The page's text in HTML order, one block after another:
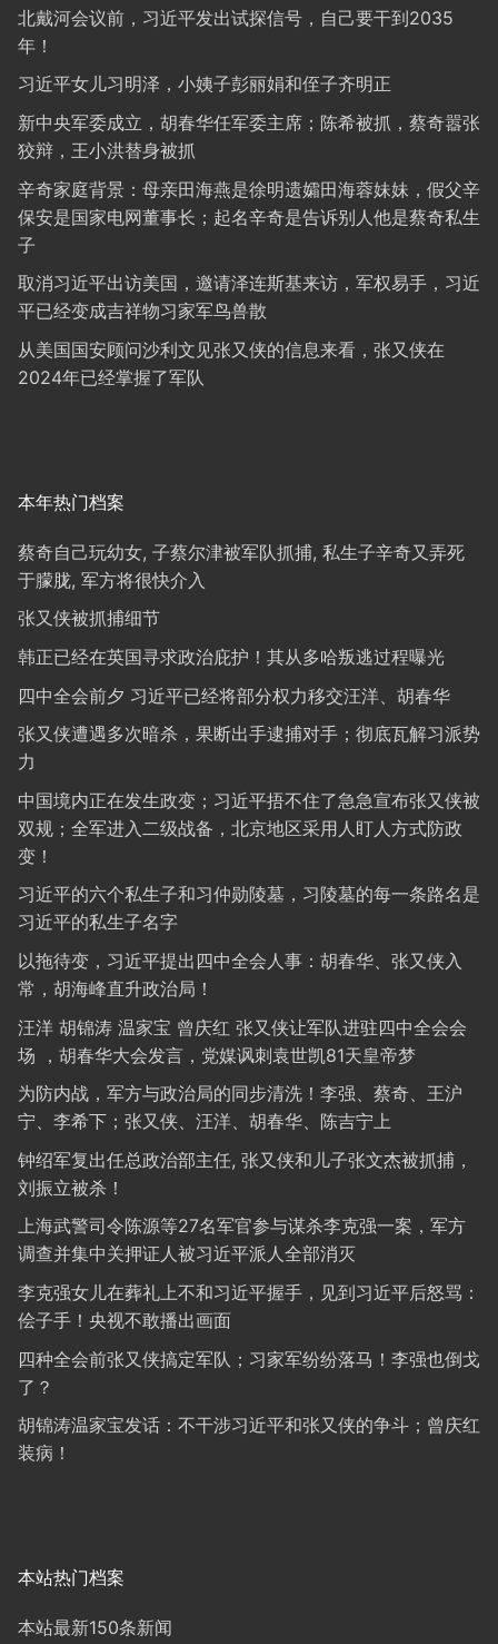
北戴河会议前，习近平发出试探信号，自己要干到2035
年！
习近平女儿习明泽，小姨子彭丽娟和侄子齐明正
新中央军委成立，胡春华任军委主席；陈希被抓，蔡奇嚣张
狡辩，王小洪替身被抓
辛奇家庭背景：母亲田海燕是徐明遗孀田海蓉妹妹，假父辛
保安是国家电网董事长；起名辛奇是告诉别人他是蔡奇私生
子
取消习近平出访美国，邀请泽连斯基来访，军权易手，习近
平已经变成吉祥物习家军鸟兽散
从美国国安顾问沙利文见张又侠的信息来看，张又侠在
2024年已经掌握了军队
本年热门档案
蔡奇自己玩幼女, 子蔡尔津被军队抓捕, 私生子辛奇又弄死
于朦胧, 军方将很快介入
张又侠被抓捕细节
韩正已经在英国寻求政治庇护！其从多哈叛逃过程曝光
四中全会前夕 习近平已经将部分权力移交汪洋、胡春华
张又侠遭遇多次暗杀，果断出手逮捕对手；彻底瓦解习派势
力
中国境内正在发生政变；习近平捂不住了急急宣布张又侠被
双规；全军进入二级战备，北京地区采用人盯人方式防政
变！
习近平的六个私生子和习仲勋陵墓，习陵墓的每一条路名是
习近平的私生子名字
以拖待变，习近平提出四中全会人事：胡春华、张又侠入
常，胡海峰直升政治局！
汪洋 胡锦涛 温家宝 曾庆红 张又侠让军队进驻四中全会会
场 ，胡春华大会发言，党媒讽刺袁世凯81天皇帝梦
为防内战，军方与政治局的同步清洗！李强、蔡奇、王沪
宁、李希下；张又侠、汪洋、胡春华、陈吉宁上
钟绍军复出任总政治部主任, 张又侠和儿子张文杰被抓捕，
刘振立被杀！
上海武警司令陈源等27名军官参与谋杀李克强一案，军方
调查并集中关押证人被习近平派人全部消灭
李克强女儿在葬礼上不和习近平握手，见到习近平后怒骂：
侩子手！央视不敢播出画面
四种全会前张又侠搞定军队；习家军纷纷落马！李强也倒戈
了？
胡锦涛温家宝发话：不干涉习近平和张又侠的争斗；曾庆红
装病！
本站热门档案
本站最新150条新闻